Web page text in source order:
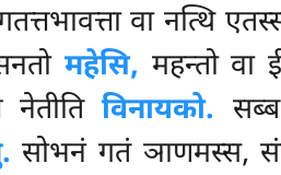
वा नत्थि
महेसि, महन्तो वा
नेतीतिविनायको.
सोभनं गतं ञाणमस्स,